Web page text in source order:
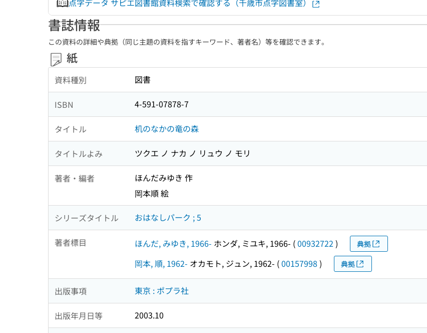
点字データ サピエ図書館資料検索で確認する（千歳市点字図書室）
書誌情報
この資料の詳細や典拠（同じ主題の資料を指すキーワード、著者名）等を確認できます。
紙
資料種別 図書
ISBN 4-591-07878-7
タイトル 机のなかの竜の森
タイトルよみ ツクエ ノ ナカ ノ リュウ ノ モリ
著者・編者
ほんだみゆき 作
岡本順 絵
シリーズタイトル おはなしパーク ; 5
著者標目 ほんだ, みゆき, 1966- ホンダ, ミユキ, 1966- (00932722 ) 典拠
岡本, 順, 1962- オカモト, ジュン, 1962- (00157998 ) 典拠
出版事項 東京 : ポプラ社
出版年月日等 2003.10